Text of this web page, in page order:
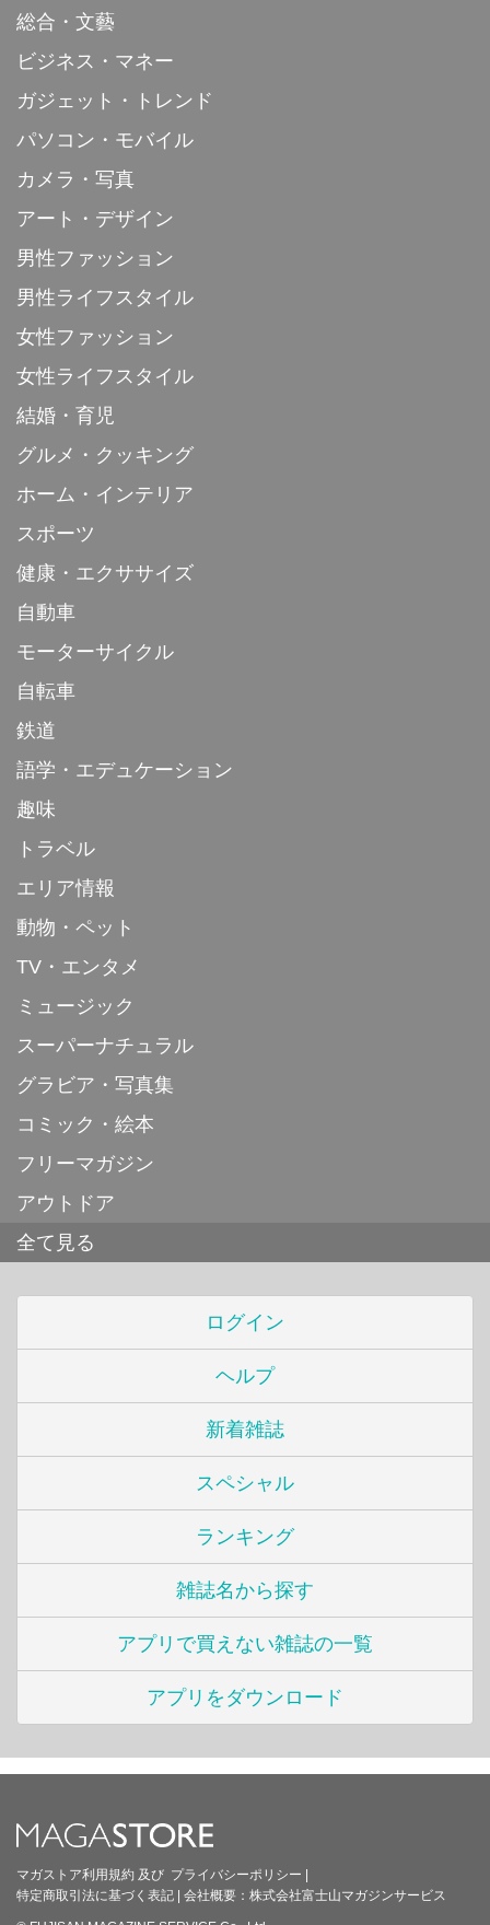
総合・文藝
ビジネス・マネー
ガジェット・トレンド
パソコン・モバイル
カメラ・写真
アート・デザイン
男性ファッション
男性ライフスタイル
女性ファッション
女性ライフスタイル
結婚・育児
グルメ・クッキング
ホーム・インテリア
スポーツ
健康・エクササイズ
自動車
モーターサイクル
自転車
鉄道
語学・エデュケーション
趣味
トラベル
エリア情報
動物・ペット
TV・エンタメ
ミュージック
スーパーナチュラル
グラビア・写真集
コミック・絵本
フリーマガジン
アウトドア
全て見る
ログイン
ヘルプ
新着雑誌
スペシャル
ランキング
雑誌名から探す
アプリで買えない雑誌の一覧
アプリをダウンロード
マガストア利用規約 及び プライバシーポリシー
特定商取引法に基づく表記
会社概要： 株式会社富士山マガジンサービス